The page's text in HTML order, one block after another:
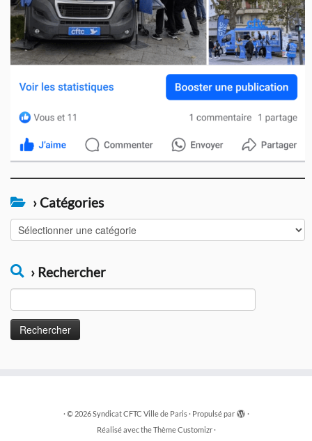
› Catégories
Catégories
› Rechercher
·© 2026Syndicat CFTC Ville de Paris · Propulsé par
·
Réalisé avec theThème Customizr·